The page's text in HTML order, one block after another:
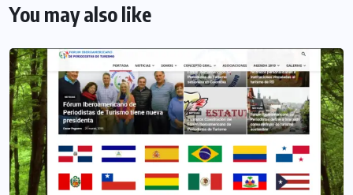
You may also like